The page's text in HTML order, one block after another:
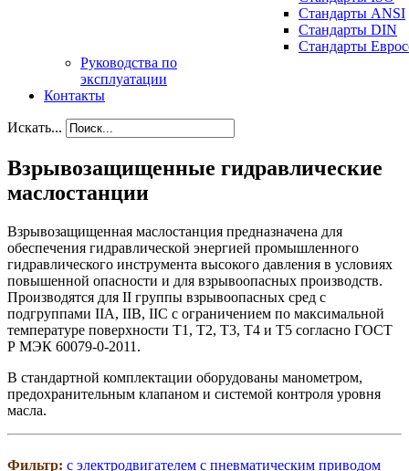
Стандарты ANSI
Стандарты DIN
Стандарты
Руководства по
эксплуатации
Контакты
Искать...
Взрывозащищенные гидравлические
маслостанции
Взрывозащищенная маслостанция предназначена для
обеспечения гидравлической энергией промышленного
гидравлического инструмента высокого давления в условиях
повышенной опасности и для взрывоопасных производств.
Производятся для II группы взрывоопасных сред с
подгруппами IIA, IIB, IIC с ограничением по максимальной
температуре поверхности Т1, Т2, Т3, Т4 и Т5 согласно ГОСТ
Р МЭК 60079-0-2011.
В стандартной комплектации оборудованы манометром,
предохранительным клапаном и системой контроля уровня
масла.
Фильтр: с электродвигателем с пневматическим приводом